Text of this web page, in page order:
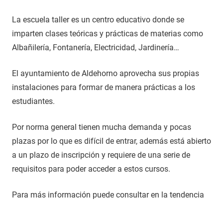
La escuela taller es un centro educativo donde se
imparten clases teóricas y prácticas de materias como
Albañilería, Fontanería, Electricidad, Jardinería…
El ayuntamiento de Aldehorno aprovecha sus propias
instalaciones para formar de manera prácticas a los
estudiantes.
Por norma general tienen mucha demanda y pocas
plazas por lo que es difícil de entrar, además está abierto
a un plazo de inscripción y requiere de una serie de
requisitos para poder acceder a estos cursos.
Para más información puede consultar en la tendencia